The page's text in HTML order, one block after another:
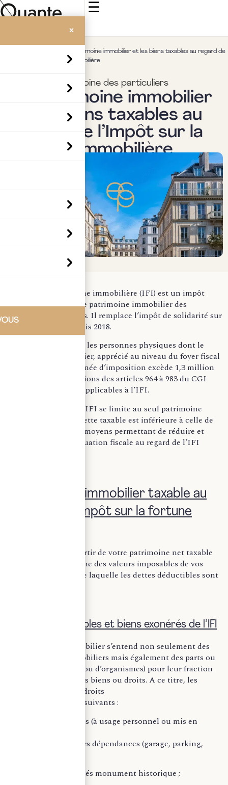
☰
×
Le patrimoine immobilier et les biens taxables au regard de
l’Impôt sur la fortune immobilière
Fiscalité & patrimoine des particuliers
Le patrimoine immobilier
et les biens taxables au
regard de l’Impôt sur la
fortune immobilière
L’impôt sur la fortune immobilière (IFI) est un impôt
annuel calculé sur le patrimoine immobilier des
personnes physiques. Il remplace l’impôt de solidarité sur
la fortune (ISF) depuis 2018.
Cet impôt est dû par les personnes physiques dont le
patrimoine immobilier, apprécié au niveau du foyer fiscal
le 1er janvier de l’année d’imposition excède 1,3 million
d’euros. Les dispositions des articles 964 à 983 du CGI
exposent les règles applicables à l’IFI.
Dans la mesure ou l’IFI se limite au seul patrimoine
immobilier, son assiette taxable est inférieure à celle de
l’ISF. Toutefois, des moyens permettant de réduire et
d’optimiser votre situation fiscale au regard de l’IFI
I. Patrimoine immobilier taxable au
regard de l’Impôt sur la fortune
L’IFI se calcule à partir de votre patrimoine net taxable
comprenant la somme des valeurs imposables de vos
biens immobiliers de laquelle les dettes déductibles sont
A. Biens imposables et biens exonérés de l’IFI
Le patrimoine immobilier s’entend non seulement des
biens et droits immobiliers mais également des parts ou
actions de sociétés (ou d’organismes) pour leur fraction
représentative de tels biens ou droits. A ce titre, les
principaux biens et droits
imposables sont les suivants :
– les immeubles bâtis (à usage personnel ou mis en
appartements et leurs dépendances (garage, parking,
– les bâtiments classés monument historique ;